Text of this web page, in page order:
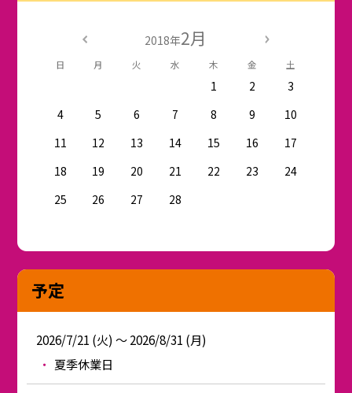
2018年2月
日 月 火 水 木 金 土
1 2
3
4
5 6 7 8 9
10
11
12 13 14 15 16
17
18
19 20 21 22 23
24
25
26 27 28
予定
2026/7/21 (火) ～ 2026/8/31 (月)
夏季休業日